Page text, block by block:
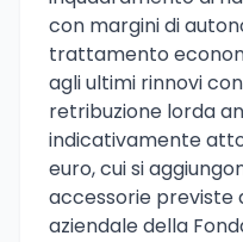
con margini di
trattamento
agli ultimi rinnovi
retribuzione lorda
indicativamente
euro, cui si
accessorie
aziendale della